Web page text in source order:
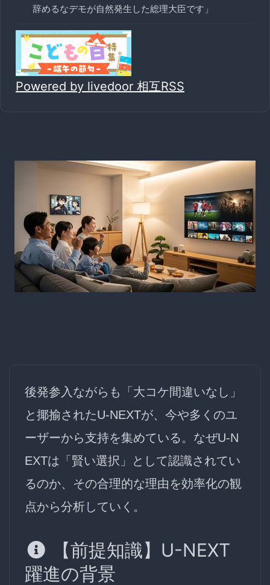
辞めるなデモが自然発生した総理大臣です」
Powered by livedoor 相互RSS
後発参入ながらも「大コケ間違いなし」
と揶揄されたU-NEXTが、今や多くのユ
ーザーから支持を集めている。なぜU-N
EXTは「賢い選択」として認識されてい
るのか、その合理的な理由を効率化の観
点から分析していく。
【前提知識】U-NEXT
躍進の背景